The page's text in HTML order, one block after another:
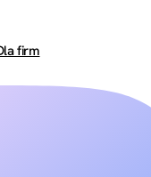
firm